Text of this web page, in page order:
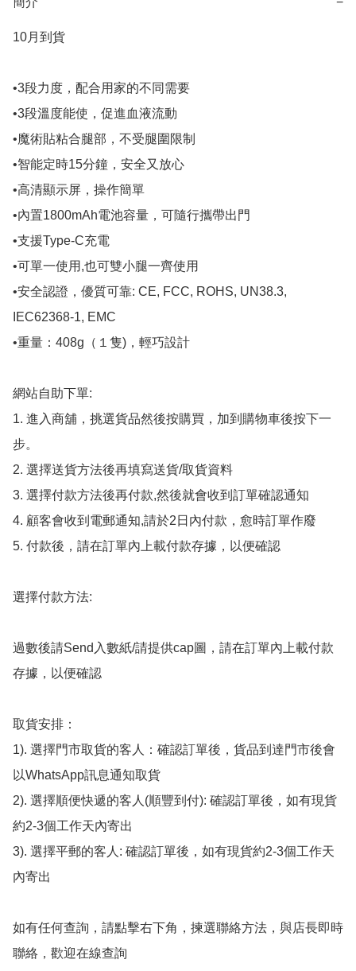
10月到貨
•3段力度，配合用家的不同需要
•3段溫度能使，促進血液流動
•魔術貼粘合腿部，不受腿圍限制
•智能定時15分鐘，安全又放心
•高清顯示屏，操作簡單
•內置1800mAh電池容量，可隨行攜帶出門
•支援Type-C充電
•可單一使用,也可雙小腿一齊使用
•安全認證，優質可靠: CE, FCC, ROHS, UN38.3,
IEC62368-1, EMC
•重量：408g（１隻)，輕巧設計
網站自助下單:
1. 進入商舖，挑選貨品然後按購買，加到購物車後按下一
步。
2. 選擇送貨方法後再填寫送貨/取貨資料
3. 選擇付款方法後再付款,然後就會收到訂單確認通知
4. 顧客會收到電郵通知,請於2日內付款，愈時訂單作廢
5. 付款後，請在訂單內上載付款存據，以便確認
選擇付款方法:
過數後請Send入數紙/請提供cap圖，請在訂單內上載付款
存據，以便確認
取貨安排：
1). 選擇門市取貨的客人：確認訂單後，貨品到達門市後會
以WhatsApp訊息通知取貨
2). 選擇順便快遞的客人(順豐到付): 確認訂單後，如有現貨
約2-3個工作天內寄出
3). 選擇平郵的客人: 確認訂單後，如有現貨約2-3個工作天
內寄出
如有任何查詢，請點擊右下角，揀選聯絡方法，與店長即時
聯絡，歡迎在線查詢